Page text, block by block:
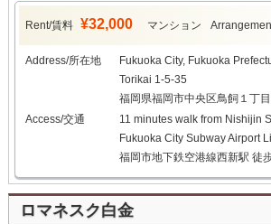
Rent/賃料 ¥32,000 マンション
Address/所在地
Fukuoka City, Fukuoka
Torikai 1-5-35
福岡県福岡市中央区鳥飼１丁目
Access/交通
11 minutes walk from Nishijin
Fukuoka City Subway Airport
福岡市地下鉄空港線西新駅 徒
ロマネスク白金